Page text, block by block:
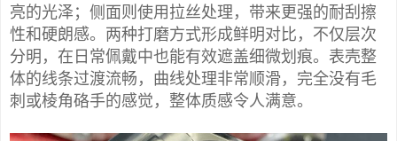
亮的光泽；侧面则使用拉丝处理，带来更强的耐刮擦
性和硬朗感。两种打磨方式形成鲜明对比，不仅层次
分明，在日常佩戴中也能有效遮盖细微划痕。表壳整
体的线条过渡流畅，曲线处理非常顺滑，完全没有毛
刺或棱角硌手的感觉，整体质感令人满意。